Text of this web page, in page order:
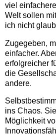
viel
Welt sollen
ich nicht
Zugegeben,
einfacher.
erfolgreicher
die
andere.
ins Chaos.
Möglichkeit